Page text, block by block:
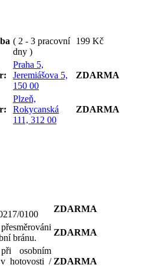
( 2 - 3 pracovní
dny )
199 Kč
Praha 5,
Jeremiášova 5,
150 00
ZDARMA
Plzeň,
Rokycanská
111, 312 00
ZDARMA
0100
ZDARMA
bránu.
ZDARMA
osobním
hotovosti / ZDARMA